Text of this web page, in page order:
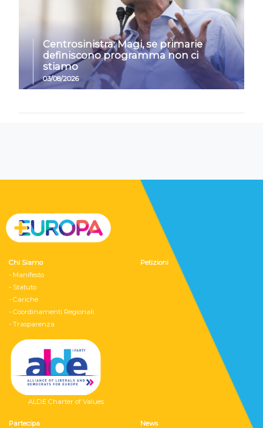
Centrosinistra: Magi, se primarie
definiscono programma non ci
stiamo
03/08/2026
Chi Siamo
- Manifesto
- Statuto
- Cariche
- Coordinamenti Regionali
- Trasparenza
ALDE Charter of Values
Petizioni
Partecipa News